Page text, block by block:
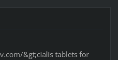
&gt;cialis tablets for